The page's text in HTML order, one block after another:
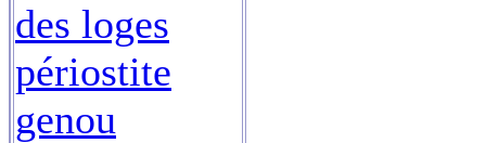
des loges
périostite
genou